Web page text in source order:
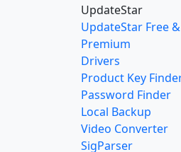
UpdateStar
UpdateStar Free &
Premium
Drivers
Product Key
Password Finder
Local Backup
Video Converter
SigParser